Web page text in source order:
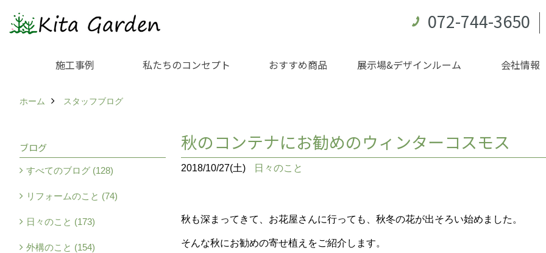
072-744-3650
施工事例 私たちのコンセプト おすすめ商品 展示場&デザインルーム 会社情報
ホーム スタッフブログ
秋のコンテナにお勧めのウィンターコスモス
2018/10/27(土) 日々のこと
秋も深まってきて、お花屋さんに行っても、秋冬の花が出そろい始めました。
そんな秋にお勧めの寄せ植えをご紹介します。
ブログ
すべてのブログ (128)
リフォームのこと (74)
日々のこと (173)
外構のこと (154)